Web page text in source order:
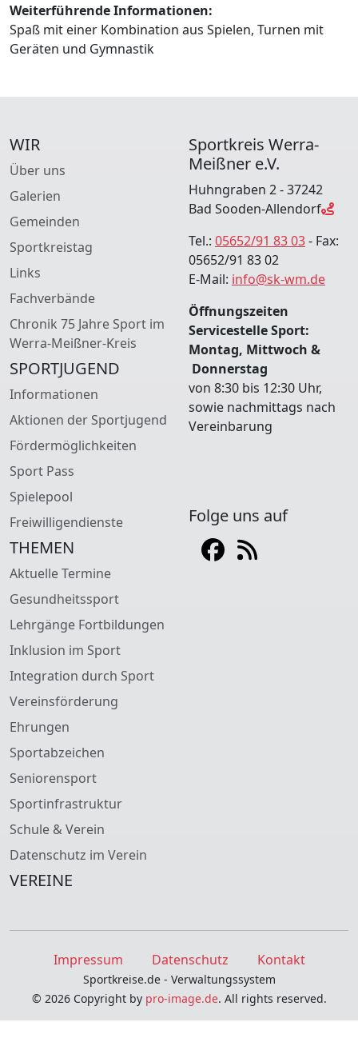
Weiterführende Informationen:
Spaß mit einer Kombination aus Spielen, Turnen mit
Geräten und Gymnastik
WIR
Über uns
Galerien
Gemeinden
Sportkreistag
Links
Fachverbände
Chronik 75 Jahre Sport im
Werra-Meißner-Kreis
SPORTJUGEND
Informationen
Aktionen der Sportjugend
Fördermöglichkeiten
Sport Pass
Spielepool
Freiwilligendienste
THEMEN
Aktuelle Termine
Gesundheitssport
Lehrgänge Fortbildungen
Inklusion im Sport
Integration durch Sport
Vereinsförderung
Ehrungen
Sportabzeichen
Seniorensport
Sportinfrastruktur
Schule & Verein
Datenschutz im Verein
VEREINE
Sportkreis Werra-
Meißner e.V.
Huhngraben 2 - 37242
Bad Sooden-Allendorf
Tel.: 05652/91 83 03- Fax:
05652/91 83 02
E-Mail: info@sk-wm.de
Öffnungszeiten
Servicestelle Sport:
Montag, Mittwoch &
Donnerstag
von 8:30 bis 12:30 Uhr,
sowie nachmittags nach
Vereinbarung
Folge uns auf
Impressum Datenschutz Kontakt
Sportkreise.de - Verwaltungssystem
© 2026 Copyright by pro-image.de. All rights reserved.